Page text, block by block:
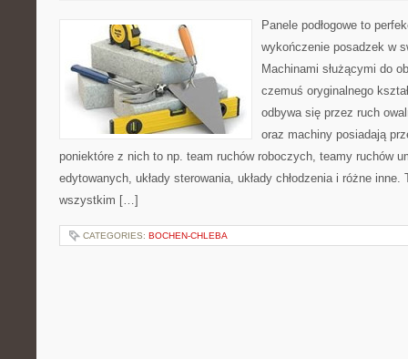
Panele podłogowe to
wykończenie posadzek w
Machinami służącymi do
czemuś oryginalnego
odbywa się przez ruch
oraz machiny posiadają
poniektóre z nich to np. team ruchów roboczych, teamy ruchów
edytowanych, układy sterowania, układy chłodzenia i różne
wszystkim […]
CATEGORIES: BOCHEN-CHLEBA